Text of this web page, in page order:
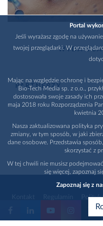
WYDAWCA
PARTNERZY
Portal
Jeśli wyrażasz zgodę na
twojej przeglądarki. W
Mając na względzie ochronę i
Bio-Tech Media sp. z o.o.,
dostosowała swoje zasady ich
maja 2018 roku Rozporządzenia
kwietnia
Nasza zaktualizowana polityka
zmiany, w tym sposób, w jaki
dane osobowe. Przedstawia
skorzystać z
W tej chwili nie musisz
się więcej, zapoznaj
Zapoznaj się z